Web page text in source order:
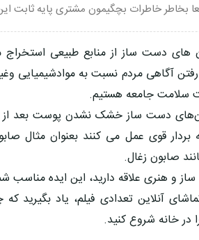
بخاطر خاطرات بچگیمون مشتری پایه ثابت
های دست ساز از منابع طبیعی
رفتن آگاهی مردم نسبت به موادشیمیایی
سلامت جامعه هستیم.
دست ساز خشک نشدن پوست بعد
بردار قوی عمل می کنند بعنوان مثال
صابون زغال.
و هنری علاقه دارید، این ایده
آنلاین تعدادی فیلم، یاد بگیرید
در خانه شروع کنید.